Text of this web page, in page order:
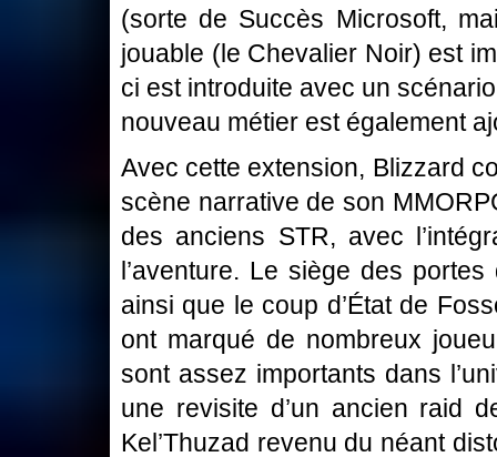
(sorte de Succès Microsoft,
jouable (le Chevalier Noir) est
ci est introduite avec un
nouveau métier est également
Avec cette extension, Blizzard
scène narrative de son
des anciens STR, avec
l’aventure. Le siège des
ainsi que le coup d’État de
ont marqué de nombreux
sont assez importants dans
une revisite d’un ancien raid
Kel’Thuzad revenu du néant